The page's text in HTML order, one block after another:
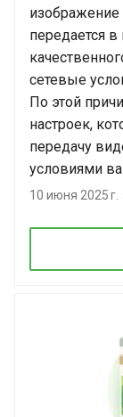
изображение
передается
сетевые
По этой
настроек,
передачу
условиями
10 июня 2025 г.